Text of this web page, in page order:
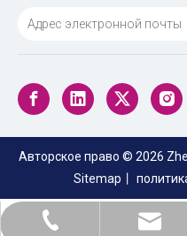
+86-
Авторское право © 2026
Sitemap 丨